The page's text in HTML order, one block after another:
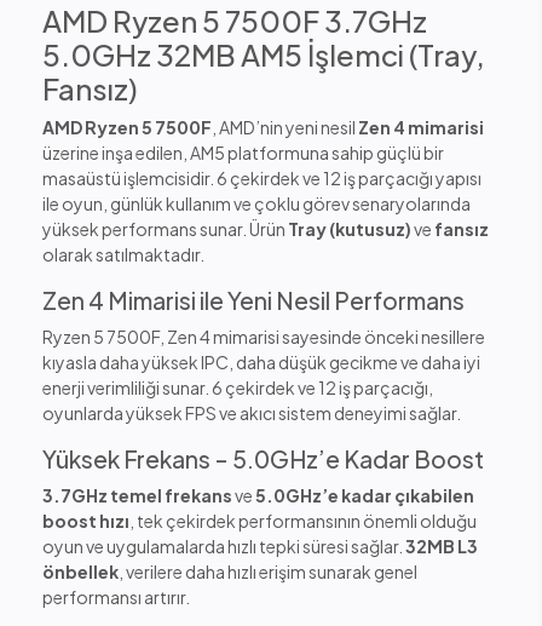
AMD Ryzen 5 7500F 3.7GHz
5.0GHz 32MB AM5 İşlemci (Tray,
Fansız)
AMD Ryzen 5 7500F , AMD’nin yeni nesil Zen 4 mimarisi
üzerine inşa edilen, AM5 platformuna sahip güçlü bir
masaüstü işlemcisidir. 6 çekirdek ve 12 iş parçacığı yapısı
ile oyun, günlük kullanım ve çoklu görev senaryolarında
yüksek performans sunar. Ürün Tray (kutusuz)ve fansız
olarak satılmaktadır.
Zen 4 Mimarisi ile Yeni Nesil Performans
Ryzen 5 7500F, Zen 4 mimarisi sayesinde önceki nesillere
kıyasla daha yüksek IPC, daha düşük gecikme ve daha iyi
enerji verimliliği sunar. 6 çekirdek ve 12 iş parçacığı,
oyunlarda yüksek FPS ve akıcı sistem deneyimi sağlar.
Yüksek Frekans – 5.0GHz’e Kadar Boost
3.7GHz temel frekansve5.0GHz’e kadar çıkabilen
boost hızı , tek çekirdek performansının önemli olduğu
oyun ve uygulamalarda hızlı tepki süresi sağlar. 32MB L3
önbellek , verilere daha hızlı erişim sunarak genel
performansı artırır.